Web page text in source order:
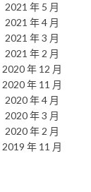
2021 年 5 月
2021 年 4 月
2021 年 3 月
2021 年 2 月
2020 年 12 月
2020 年 11 月
2020 年 4 月
2020 年 3 月
2020 年 2 月
2019 年 11 月